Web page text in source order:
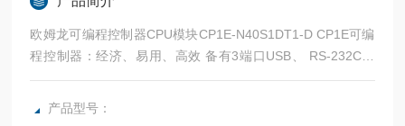
欧姆龙可编程控制器CPU模块CP1E-N40S1DT1-D CP1E可编
程控制器：经济、易用、高效 备有3端口USB、 RS-232C、
RS-485内置型CPU单元
产品型号：